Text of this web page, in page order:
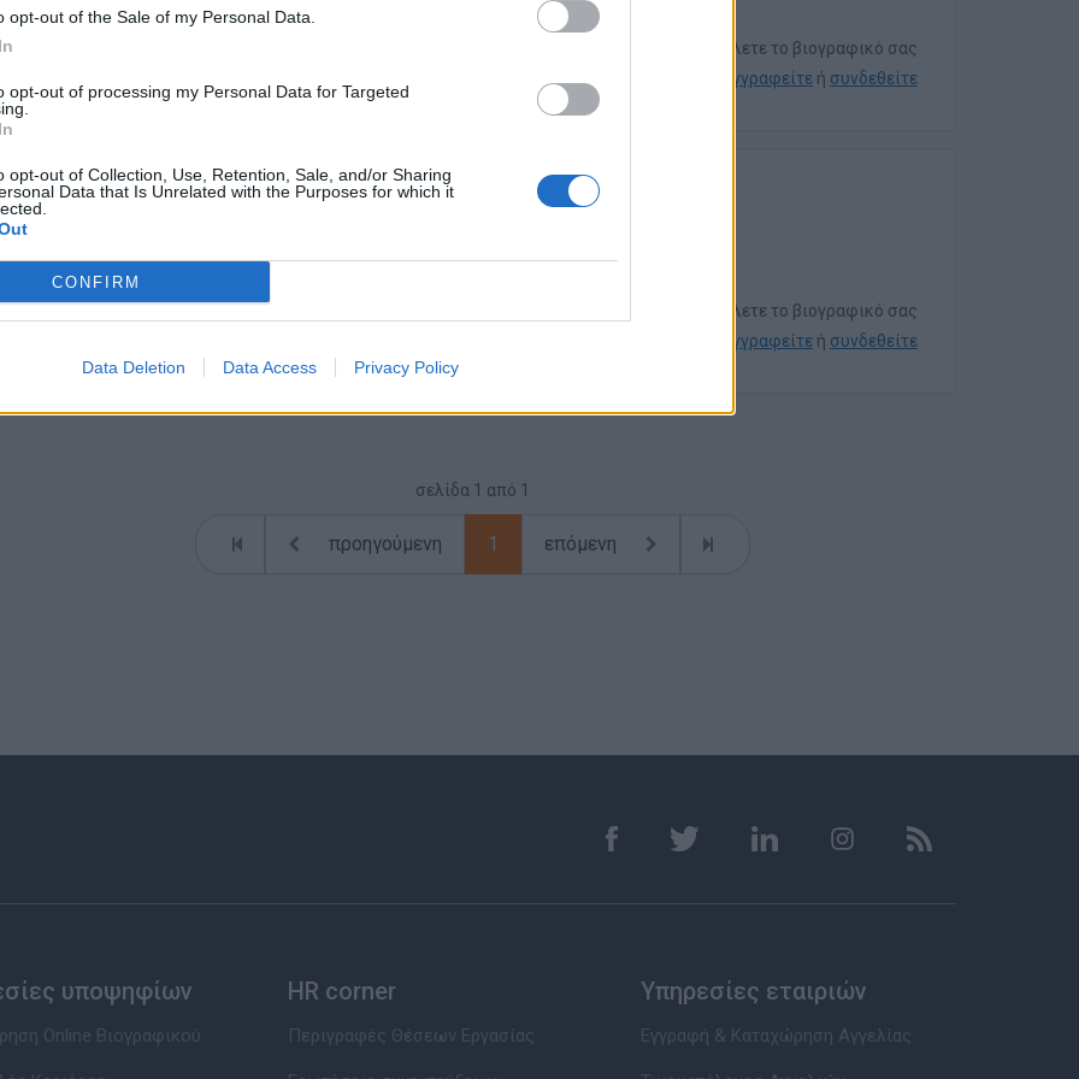
opt-out of the Sale of my Personal Data.
opt-out of processing my Personal Data for Targeted
opt-out of Collection, Use, Retention, Sale, and/or Sharing
Data that Is Unrelated with the Purposes for which it
CONFIRM
Data Deletion Data Access Privacy Policy
Για να στείλετε το βιογραφικό σας
εγγραφείτε ή συνδεθείτε
16/07/2026
Υπάλληλος υποδοχής - Reception
Τουρισμός - Ξενοδοχεία
ΚΕΝΤΡΟ ΘΕΣΣΑΛΟΝΙΚΗΣ | ΘΕΣΣΑΛΟΝΙΚΗ
Για να στείλετε το βιογραφικό σας
εγγραφείτε ή συνδεθείτε
σελίδα 1 από 1
προηγούμενη 1 επόμενη
υποψηφίων
Online Βιογραφικού
HR corner
Περιγραφές Θέσεων Εργασίας
Υπηρεσίες εταιριών
Εγγραφή & Καταχώρηση Αγγελίας